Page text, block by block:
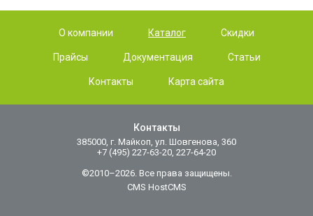
О компании Каталог Скидки
Прайсы Документация Статьи
Контакты Карта сайта
Контакты
385000, г. Майкоп, ул. Шовгенова, 360
+7 (495) 227-63-20, 227-64-20
©2010–2026. Все права защищены.
CMS HostCMS